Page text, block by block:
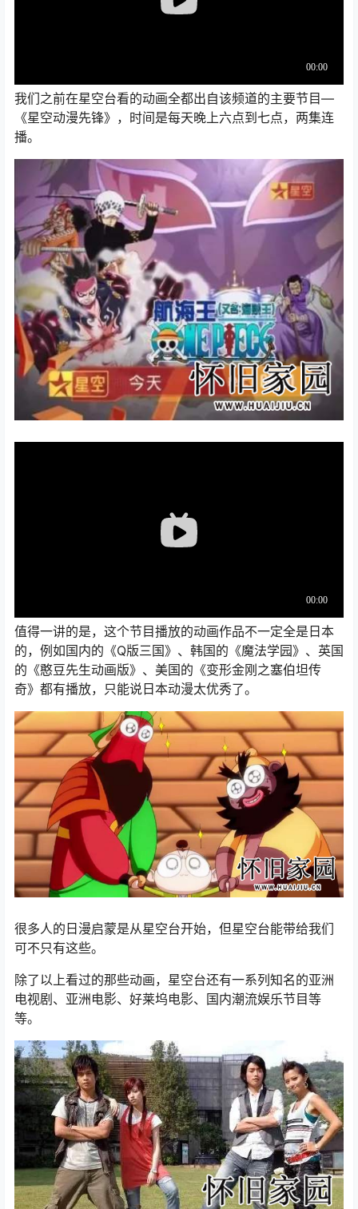
我们之前在星空台看的动画全都出自该频道的主要节目—
《星空动漫先锋》，时间是每天晚上六点到七点，两集连
播。
值得一讲的是，这个节目播放的动画作品不一定全是日本
的，例如国内的《Q版三国》、韩国的《魔法学园》、英国
的《憨豆先生动画版》、美国的《变形金刚之塞伯坦传
奇》都有播放，只能说日本动漫太优秀了。
很多人的日漫启蒙是从星空台开始，但星空台能带给我们
可不只有这些。
除了以上看过的那些动画，星空台还有一系列知名的亚洲
电视剧、亚洲电影、好莱坞电影、国内潮流娱乐节目等
等。